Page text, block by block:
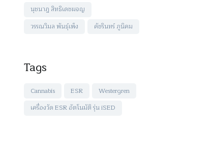
นุชนาฎ สิทธิเดชผจญ
วรรณวิมล พันธุ์เพ็ง
คัชรินทร์ ภูนิคม
Tags
Cannabis ESR
Westergren
เครื่องวัด ESR อัตโนมัติ รุ่น iSED